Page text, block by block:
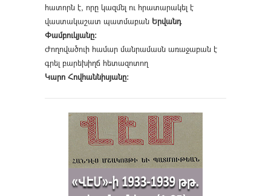
հատորն է, որը կազմել ու հրատարակել է
վաստակաշատ պատմաբան Երվանդ
Փամբուկյանը։
Ժողովածուի համար մանրամասն առաջաբան է
գրել բարեխիղճ հետազոտող
Կարո Հովհաննիսյանը։